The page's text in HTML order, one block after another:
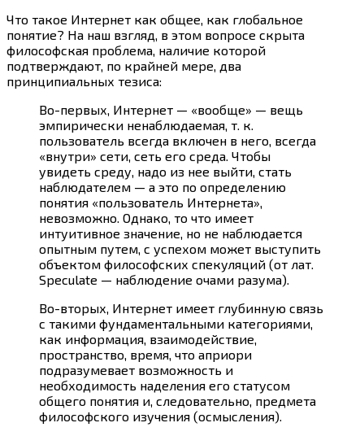
Что такое Интернет как общее, как глобальное
понятие? На наш взгляд, в этом вопросе скрыта
философская проблема, наличие которой
подтверждают, по крайней мере, два
принципиальных тезиса:
Во-первых, Интернет — «вообще» — вещь
эмпирически ненаблюдаемая, т. к.
пользователь всегда включен в него, всегда
«внутри» сети, сеть его среда. Чтобы
увидеть среду, надо из нее выйти, стать
наблюдателем — а это по определению
понятия «пользователь Интернета»,
невозможно. Однако, то что имеет
интуитивное значение, но не наблюдается
опытным путем, с успехом может выступить
объектом философских спекуляций (от лат.
Speculate — наблюдение очами разума).
Во-вторых, Интернет имеет глубинную связь
с такими фундаментальными категориями,
как информация, взаимодействие,
пространство, время, что априори
подразумевает возможность и
необходимость наделения его статусом
общего понятия и, следовательно, предмета
философского изучения (осмысления).